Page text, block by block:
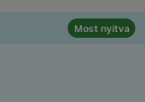
Most nyitva